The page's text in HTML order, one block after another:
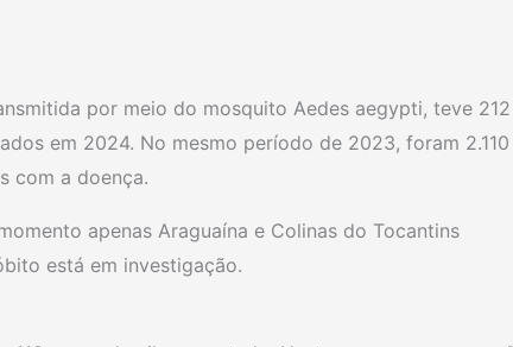
por meio do mosquito Aedes aegypti, teve 212
em 2024. No mesmo período de 2023, foram 2.110
com a doença.
apenas Araguaína e Colinas do Tocantins
está em investigação.